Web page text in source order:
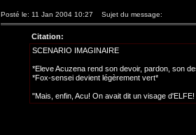
Posté le: 11 Jan 2004 10:27 Sujet du message:
Citation:
SCENARIO IMAGINAIRE
*Eleve Acuzena rend son devoir, pardon, son
*Fox-sensei devient légèrement vert*
"Mais, enfin, Acu! On avait dit un visage